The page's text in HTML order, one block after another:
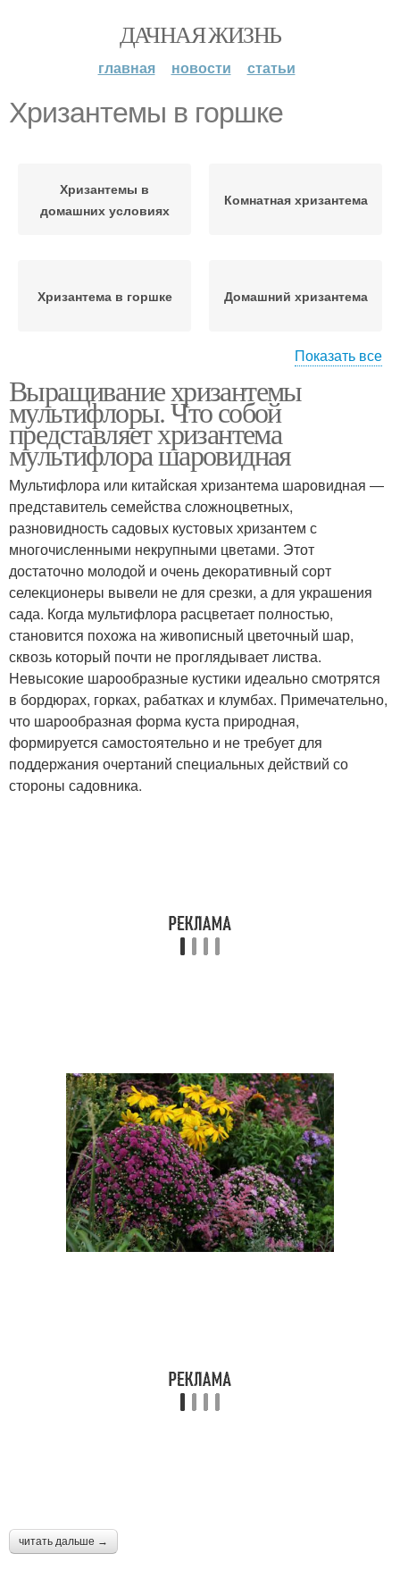
ДАЧНАЯ ЖИЗНЬ
главная новости статьи
Хризантемы в горшке
Хризантемы в
домашних условиях
Комнатная хризантема
Хризантема в горшке Домашний хризантема
Мультифлор в горшках Роскошные хризантемы
Показать все
Выращивание хризантемы
мультифлоры. Что собой
представляет хризантема
мультифлора шаровидная
Мультифлора или китайская хризантема шаровидная ―
представитель семейства сложноцветных,
разновидность садовых кустовых хризантем с
многочисленными некрупными цветами. Этот
достаточно молодой и очень декоративный сорт
селекционеры вывели не для срезки, а для украшения
сада. Когда мультифлора расцветает полностью,
становится похожа на живописный цветочный шар,
сквозь который почти не проглядывает листва.
Невысокие шарообразные кустики идеально смотрятся
в бордюрах, горках, рабатках и клумбах. Примечательно,
что шарообразная форма куста природная,
формируется самостоятельно и не требует для
поддержания очертаний специальных действий со
стороны садовника.
читать дальше →